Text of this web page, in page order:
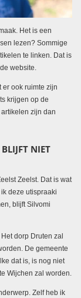
Het is een
lezen? Sommige
te linken. Dat is
website.
er ook ruimte zijn
krijgen op de
zijn dan
NIET
Zeelst. Dat is wat
deze utispraaki
blijft Silvomi
dorp Druten zal
De gemeente
dat is, is nog niet
Wijchen zal worden.
Zelf heb ik